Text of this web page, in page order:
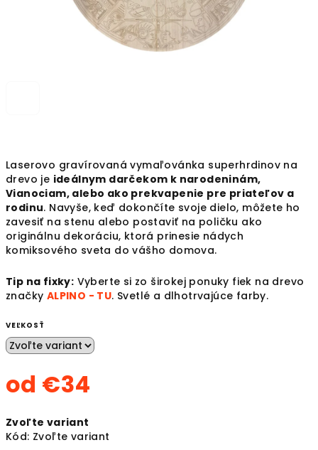
Laserovo gravírovaná vymaľovánka superhrdinov na
drevo je ideálnym darčekom k narodeninám,
Vianociam, alebo ako prekvapenie pre priateľov a
rodinu. Navyše, keď dokončíte svoje dielo, môžete ho
zavesiť na stenu alebo postaviť na poličku ako
originálnu dekoráciu, ktorá prinesie nádych
komiksového sveta do vášho domova.
Tip na fixky: Vyberte si zo širokej ponuky fiek na drevo
značky ALPINO - TU. Svetlé a dlhotrvajúce farby.
VEĽKOSŤ
od €34
cena:
Zvoľte variant
Kód: Zvoľte variant